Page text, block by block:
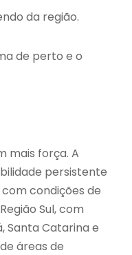
da região.
de perto e o
mais força. A
persistente
condições de
Sul, com
Santa Catarina e
áreas de